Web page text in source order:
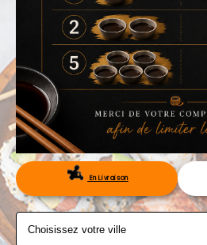
VOTRE COMPTE
NOTRE RESTAURANT
VOS AVIS
MENTIONS LÉGALES
C.G.V
RÉSERVATIONEn Livraison